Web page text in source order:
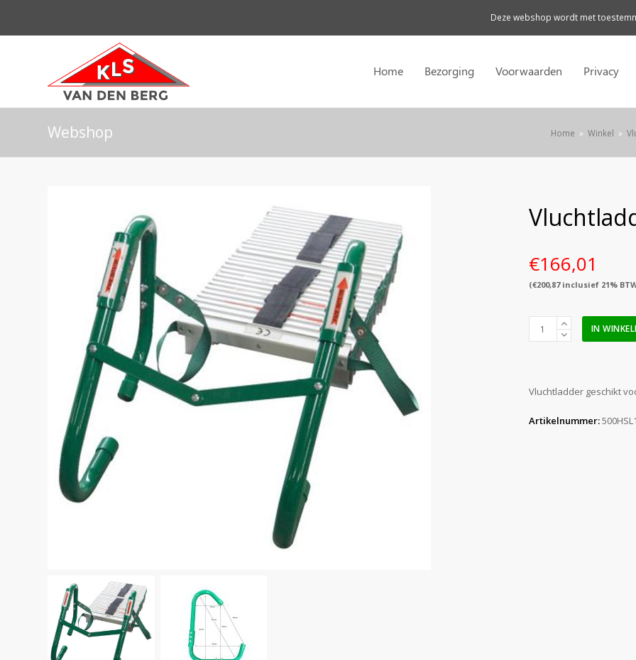
Deze webshop wordt met
Home Bezorging Voorwaarden Privacy
Webshop Home » Winkel »
€166,01
(€200,87inclusief 21%
Vluchtladder
IN
Vluchtladder geschikt
Artikelnummer: